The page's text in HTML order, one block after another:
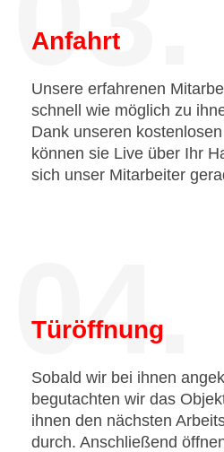
Anfahrt
Unsere erfahrenen
schnell wie möglich zu
Dank unseren
können sie Live über Ihr
sich unser Mitarbeiter
04.
Türöffnung
Sobald wir bei ihnen
begutachten wir das
ihnen den nächsten
durch. Anschließend